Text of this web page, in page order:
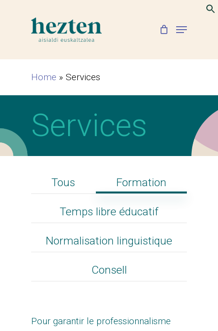
content
Menu
Home » Services
Services
Tous Formation
Temps libre éducatif
Normalisation linguistique
Consell
Pour garantir le professionnalisme